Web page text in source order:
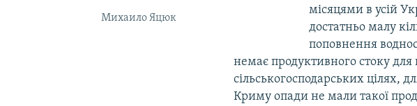
Михаило Яцюк
місяцями в усій
достатньо малу
поповнення
немає продуктивного стоку
сільськогосподарських цілях,
Криму опади не мали такої